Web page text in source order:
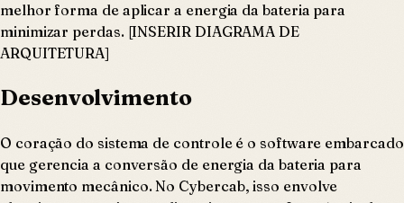
melhor forma de aplicar a energia da bateria para
minimizar perdas. [INSERIR DIAGRAMA DE
ARQUITETURA]
Desenvolvimento
O coração do sistema de controle é o software embarcado
que gerencia a conversão de energia da bateria para
movimento mecânico. No Cybercab, isso envolve